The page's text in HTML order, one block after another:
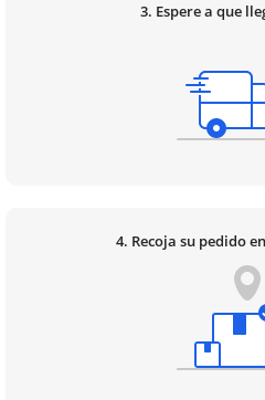
3. Espere a que
4. Recoja su pedido